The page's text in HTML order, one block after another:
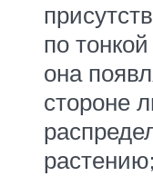
по
она
стороне
растению;